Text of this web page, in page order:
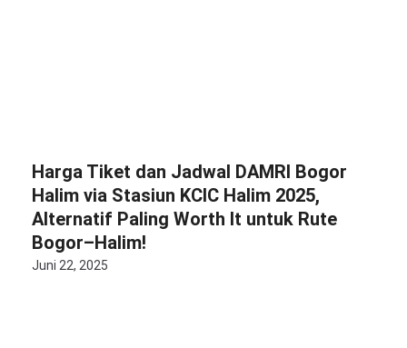
Harga Tiket dan Jadwal DAMRI Bogor
Halim via Stasiun KCIC Halim 2025,
Alternatif Paling Worth It untuk Rute
Bogor–Halim!
Juni 22, 2025